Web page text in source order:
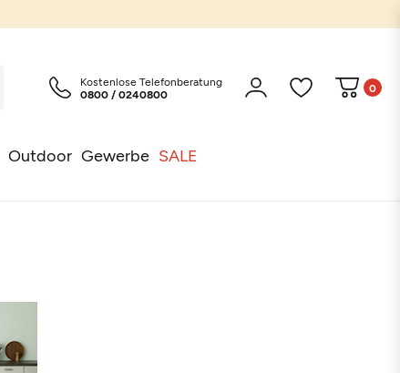
Outdoor Gewerbe SALE
Kostenlose Telefonberatung
0800 / 0240800
0